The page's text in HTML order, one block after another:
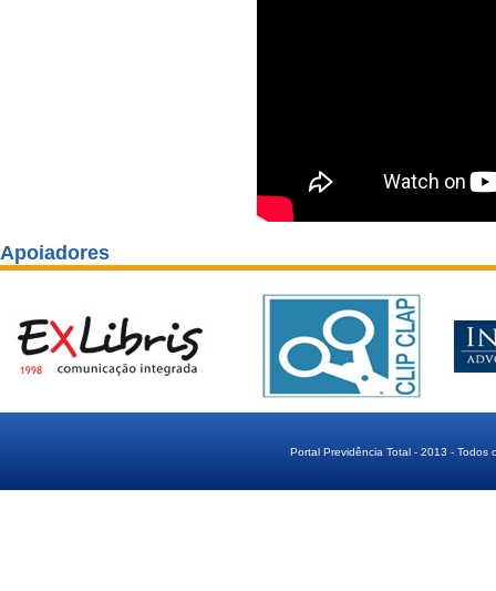
Apoiadores
Portal Previdência Total - 2013 - Todos